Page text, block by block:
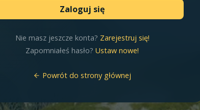
Nie masz jeszcze konta? Zarejestruj się!
Zapomniałeś hasło? Ustaw nowe!
Powrót do strony głównej